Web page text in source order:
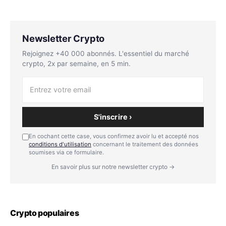
Newsletter Crypto
Rejoignez +40 000 abonnés. L'essentiel du marché
crypto, 2x par semaine, en 5 min.
S'inscrire ›
En cochant cette case, vous confirmez avoir lu et accepté nos
conditions d'utilisation concernant le traitement des données
soumises via ce formulaire.
En savoir plus sur notre newsletter crypto →
Crypto populaires